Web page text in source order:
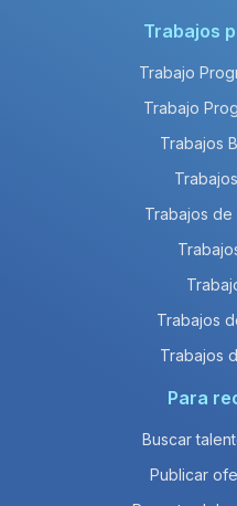
Trabajos
Trabajo
Trabajo
Trabajos
Trabajos
Trabajos
Trabajos
Para
Buscar
Publicar